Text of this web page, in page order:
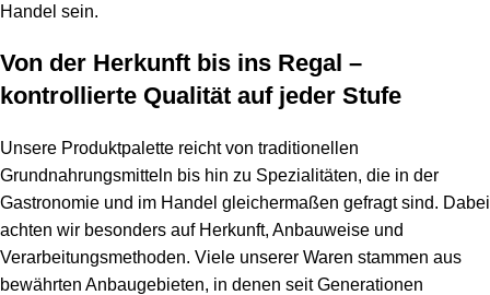
Handel sein.
Von der Herkunft bis ins Regal –
kontrollierte Qualität auf jeder Stufe
Unsere Produktpalette reicht von traditionellen
Grundnahrungsmitteln bis hin zu Spezialitäten, die in der
Gastronomie und im Handel gleichermaßen gefragt sind. Dabei
achten wir besonders auf Herkunft, Anbauweise und
Verarbeitungsmethoden. Viele unserer Waren stammen aus
bewährten Anbaugebieten, in denen seit Generationen